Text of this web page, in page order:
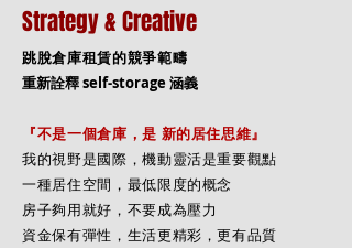
Strategy & Creative
跳脫倉庫租賃的競爭範疇
​重新詮釋 self-storage 涵義
『不是一個倉庫，是 新的居住思維』
我的視野是國際，機動靈活是重要觀點
一種居住空間，最低限度的概念
​房子夠用就好，不要成為壓力
資金保有彈性，生活更精彩，更有品質